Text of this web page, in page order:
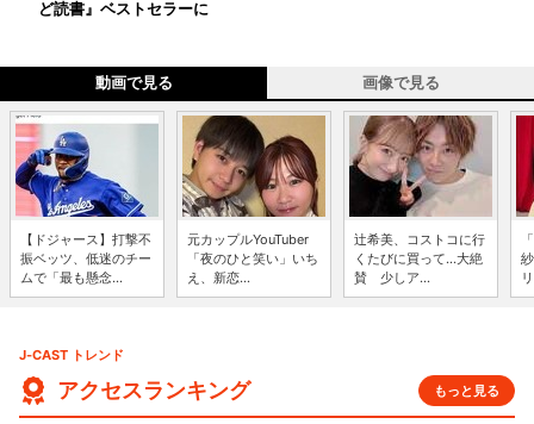
ど読書』ベストセラーに
動画で見る 画像で見る
【ドジャース】打撃不
振ベッツ、低迷のチー
ムで「最も懸念...
元カップルYouTuber
「夜のひと笑い」いち
え、新恋...
辻希美、コストコに行
くたびに買って...大絶
賛 少しア...
J-CAST トレンド
アクセスランキング もっと見る